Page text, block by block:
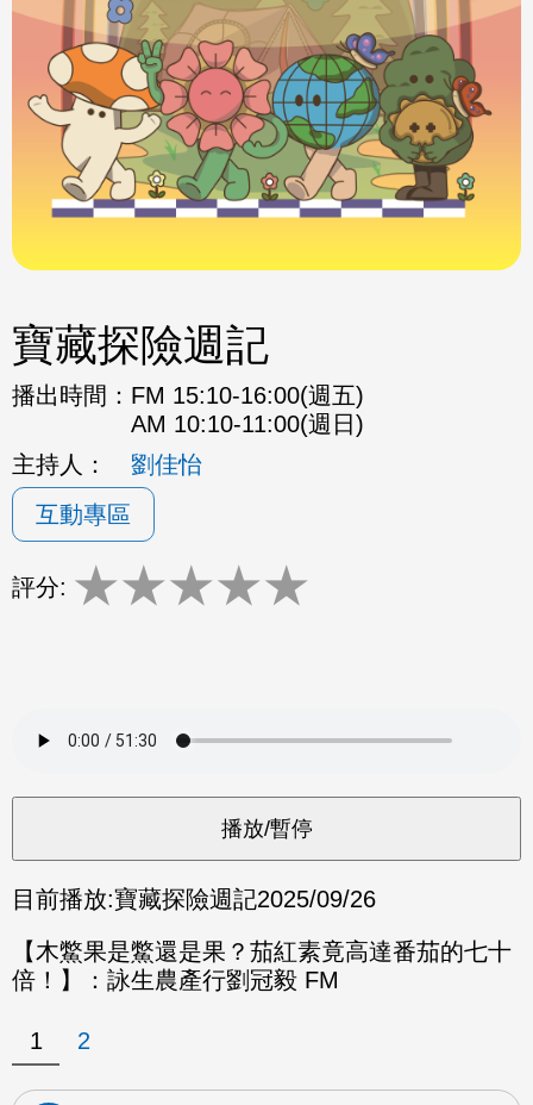
寶藏探險週記
播出時間： FM 15:10-16:00(週五)
AM 10:10-11:00(週日)
主持人：
劉佳怡
互動專區
評分: ★★★★★
目前播放:寶藏探險週記2025/09/26
【木鱉果是鱉還是果？茄紅素竟高達番茄的七十
倍！】：詠生農產行劉冠毅 FM
1 2